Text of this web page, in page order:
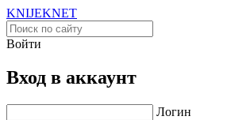
KNIJEKNET
Войти
Вход в аккаунт
Логин